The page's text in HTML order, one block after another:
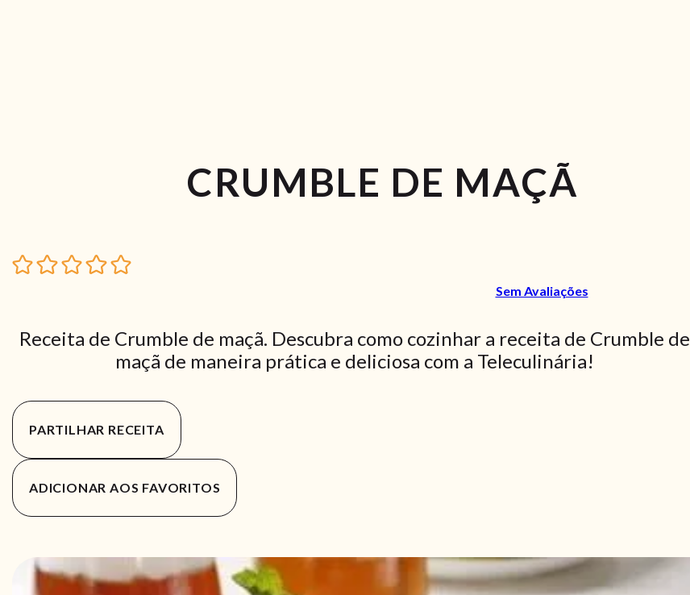
CRUMBLE DE MAÇÃ
Sem Avaliações
Receita de Crumble de maçã. Descubra como cozinhar a receita de Crumble de
maçã de maneira prática e deliciosa com a Teleculinária!
PARTILHAR RECEITA
ADICIONAR AOS FAVORITOS